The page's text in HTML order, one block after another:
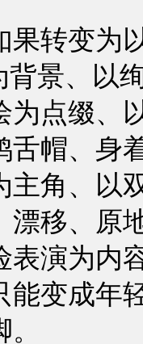
转变为
背景、以
为点缀、
舌帽、身
主角、以
移、原
表演为内
能变成年